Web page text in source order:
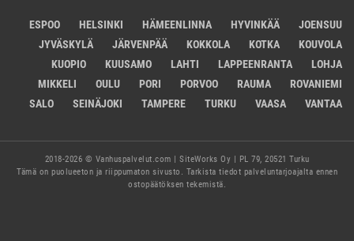
ESPOO HELSINKI HÄMEENLINNA HYVINKÄÄ
JOENSUU
JYVÄSKYLÄ
JÄRVENPÄÄ KOKKOLA KOTKA
KOUVOLA
KUOPIO
KUUSAMO LAHTI LAPPEENRANTA
LOHJA
MIKKELI
OULU PORI PORVOO RAUMA
ROVANIEMI
SALO
SEINÄJOKI TAMPERE TURKU VAASA VANTAA
2018-2026 © Vanhuspalvelut.com | SiteWorks Oy | PL 79, 20521 Turku
Tämä on puolueeton ja riippumaton sivusto. Tarkista tiedot palveluntarjoajalta ennen
ostopäätöksen tekemistä.